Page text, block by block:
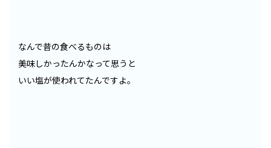
なんで昔の食べるものは
美味しかったんかなって思うと
いい塩が使われてたんですよ。